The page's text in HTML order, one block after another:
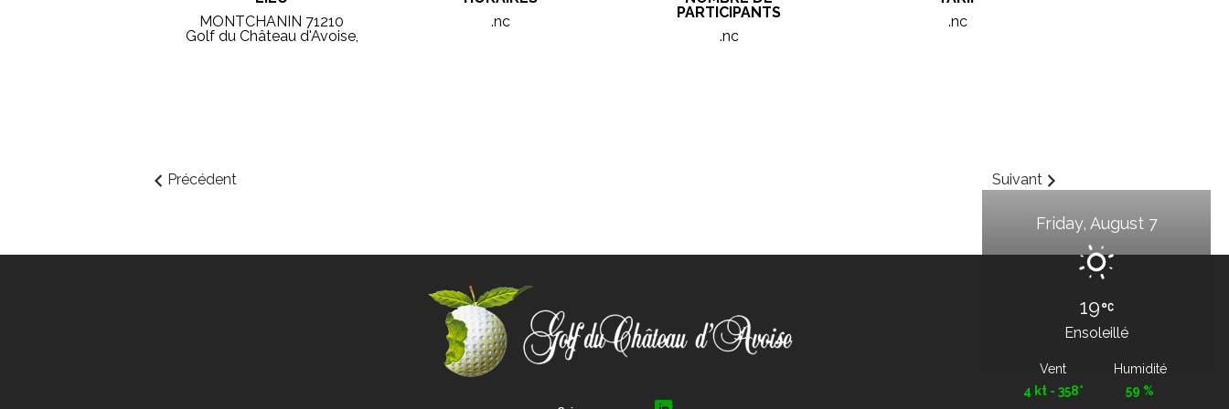
MONTCHANIN 71210
Golf du Château d'Avoise,
.nc
PARTICIPANTS
.nc
.nc
Précédent Suivant
Friday, August 7
19
Ensoleillé
Vent
4 kt - 358°
Humidité
59 %